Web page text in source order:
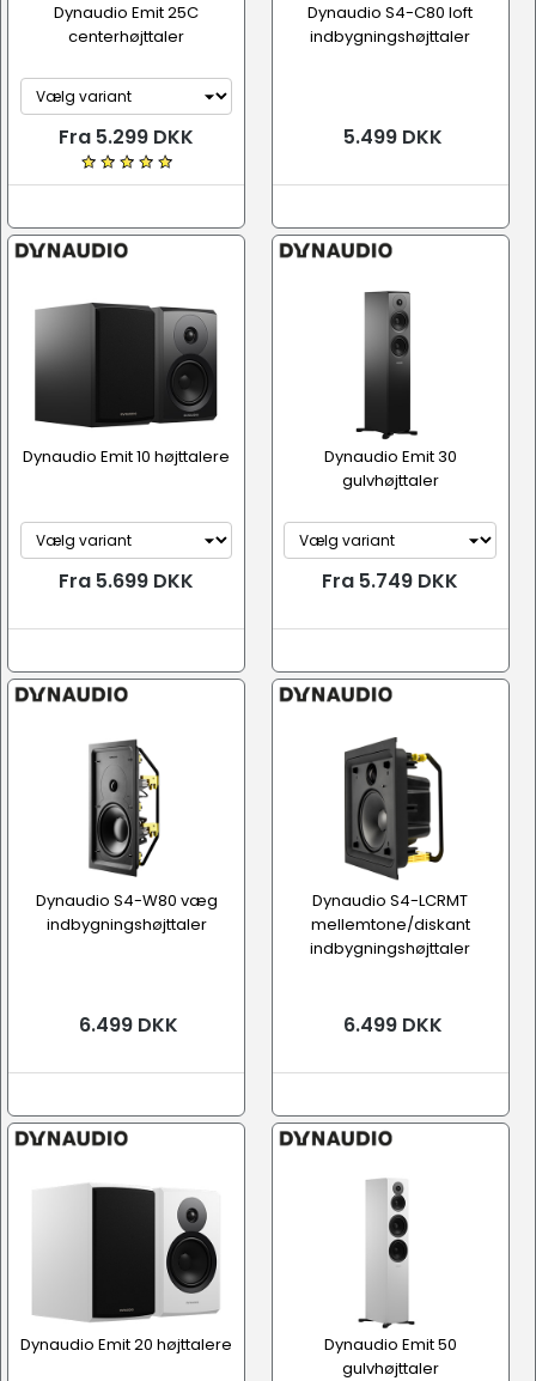
Dynaudio Emit 25C
centerhøjttaler
Fra 5.299 DKK
Dynaudio S4-C80 loft
indbygningshøjttaler
5.499 DKK
Dynaudio Emit 10 højttalere
Fra 5.699 DKK
Dynaudio Emit 30
gulvhøjttaler
Fra 5.749 DKK
Dynaudio S4-W80 væg
indbygningshøjttaler
6.499 DKK
Dynaudio S4-LCRMT
mellemtone/diskant
indbygningshøjttaler
6.499 DKK
Dynaudio Emit 20 højttalere
Dynaudio Emit 50
gulvhøjttaler